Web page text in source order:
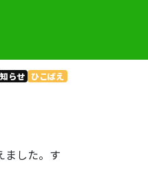
らせ ひこばえ
ました。す